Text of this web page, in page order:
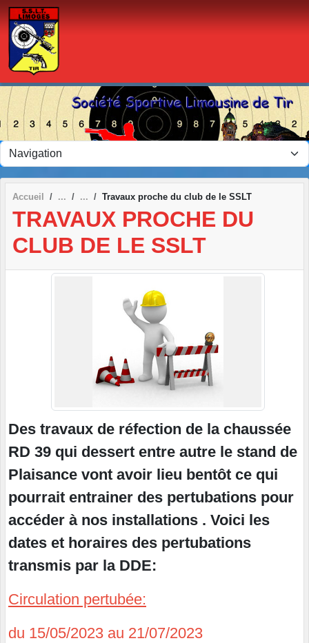
Accueil Travaux proche du club de le SSLT
TRAVAUX PROCHE DU
CLUB DE LE SSLT
Des travaux de réfection de la chaussée
RD 39 qui dessert entre autre le stand de
Plaisance vont avoir lieu bentôt ce qui
pourrait entrainer des pertubations pour
accéder à nos installations . Voici les
dates et horaires des pertubations
transmis par la DDE:
Circulation pertubée:
du 15/05/2023 au 21/07/2023
Panneau de gestion des cookies